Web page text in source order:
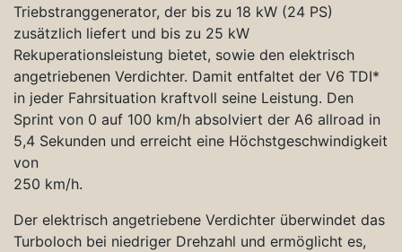
Triebstranggenerator, der bis zu 18 kW (24 PS)
zusätzlich liefert und bis zu 25 kW
Rekuperationsleistung bietet, sowie den elektrisch
angetriebenen Verdichter. Damit entfaltet der V6 TDI*
in jeder Fahrsituation kraftvoll seine Leistung. Den
Sprint von 0 auf 100 km/h absolviert der A6 allroad in
5,4 Sekunden und erreicht eine Höchstgeschwindigkeit
von
250 km/h.
Der elektrisch angetriebene Verdichter überwindet das
Turboloch bei niedriger Drehzahl und ermöglicht es,